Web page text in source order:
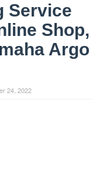
Service
Shop,
Argo
24, 2022